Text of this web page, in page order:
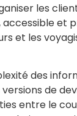
les
et
et les
des
de
entre le